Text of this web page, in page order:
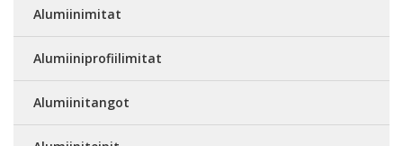
Alumiinimitat
Alumiiniprofiilimitat
Alumiinitangot